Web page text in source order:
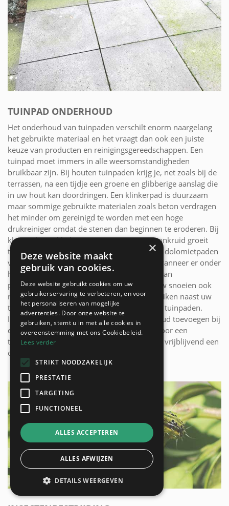
TUINPAD ONDERHOUD
Het onderhoud van tuinpaden verschilt enorm naargelang
het gebruikte materiaal en het vraagt dan ook een juiste
keuze van producten en reinigingsgereedschappen. Een
tuinpad moet immers in alle weersomstandigheden
bruikbaar zijn. Bij houten tuinpaden krijg je, net zoals bij de
terrassen, na een tijdje een groene en glibberige aanslag die
in uw hout kan doordringen. Een klinkerpad is duurzaam
maar sommige gebruikte materialen zoals beton verdragen
het minder om gereinigd te worden met een hoge
drukreiniger omdat de stenen dan beginnen te eroderen. Bij
klei- en kasseiklinkers groeit er weer meer onkruid groeit
tussen de voegen. Verharde zand-, grind- en dolomietpaden
vragen minder intensief onderhoud, zeker wanneer er onder
het dolomiet vooraf een anti-onkruid doek van
polypropyleen werd aangebracht. Hou bij uw snoeien ook
rekening met de aanpalende planten en struiken naast uw
tuinpad zodat er geen begroeiing valt op uw tuinpaden.
Indien gewenst kunt u een tuinpad onderhoud toevoegen bij
een algemeen tuinonderhoud, uitgevoerd door een
tuinaannemer uit uw buurt. U kunt hiervoor vrijblijvend een
offerte aanvragen.
×
Deze website maakt
gebruik van cookies.
Deze website gebruikt cookies om uw
gebruikerservaring te verbeteren, en voor
het personaliseren van mogelijke
advertenties. Door onze website te
gebruiken, stemt u in met alle cookies in
overeenstemming met ons Cookiebeleid.
Lees verder
STRIKT NOODZAKELIJK
PRESTATIE
TARGETING
FUNCTIONEEL
ALLES ACCEPTEREN
ALLES AFWIJZEN
DETAILS WEERGEVEN